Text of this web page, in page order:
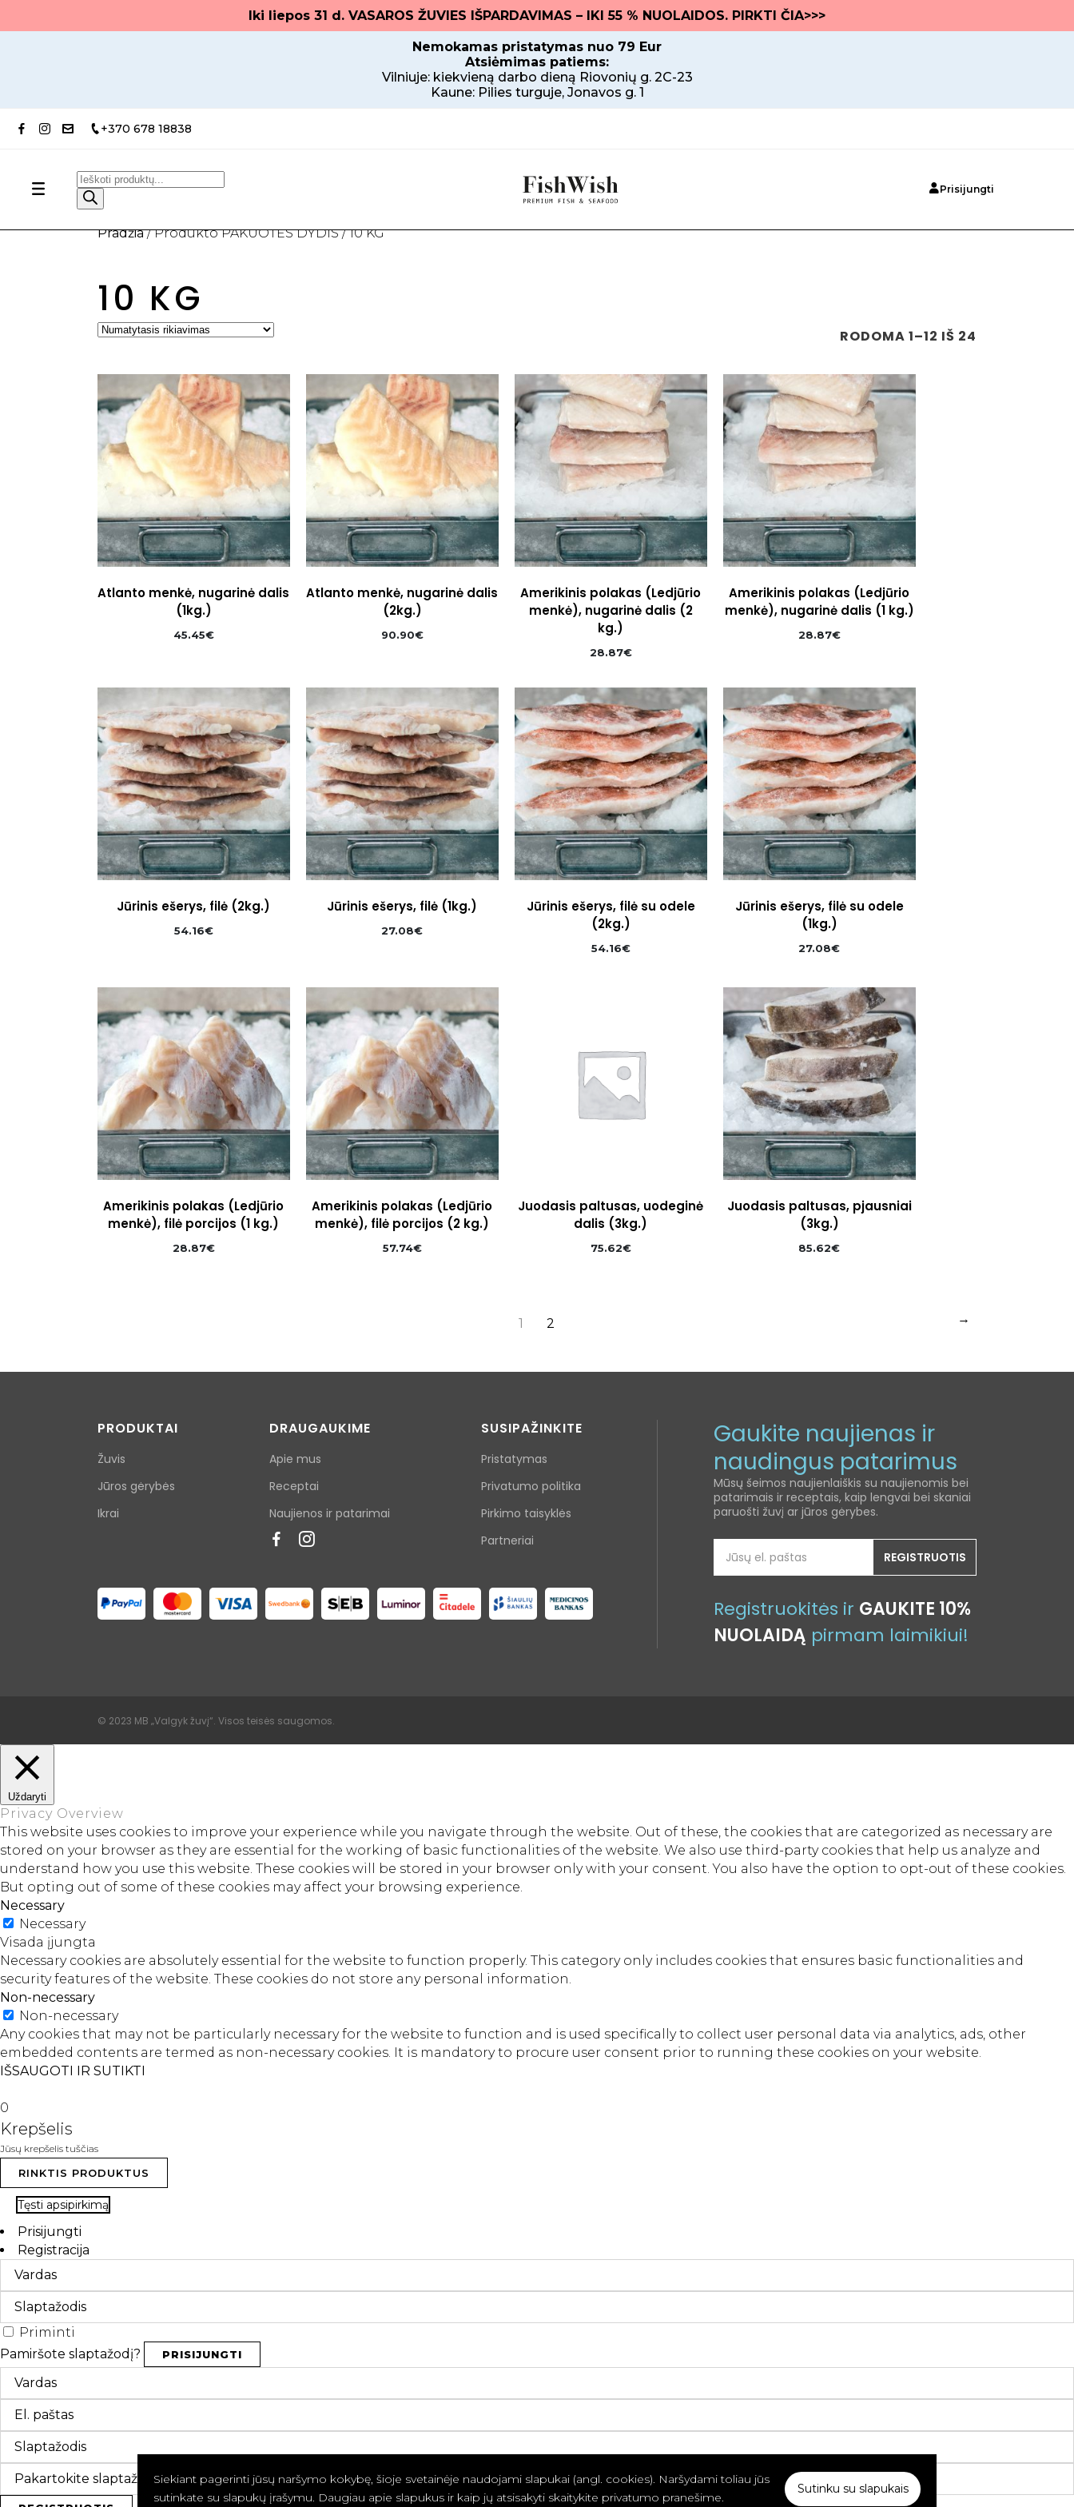
Iki liepos 31 d. VASAROS ŽUVIES IŠPARDAVIMAS – IKI 55 % NUOLAIDOS. PIRKTI ČIA>>>
Nemokamas pristatymas nuo 79 Eur
Atsiėmimas patiems:
Vilniuje: kiekvieną darbo dieną Riovonių g. 2C-23
Kaune: Pilies turguje, Jonavos g. 1
+370 678 18838
Products
search
Prisijungti
Archive
Pradžia/ Produkto PAKUOTĖS DYDIS / 10 KG
10 KG
RODOMA 1–12 IŠ 24
Atlanto menkė, nugarinė dalis
(1kg.)
45.45€
Atlanto menkė, nugarinė dalis
(2kg.)
90.90€
Amerikinis polakas (Ledjūrio
menkė), nugarinė dalis (2
kg.)
28.87€
Amerikinis polakas (Ledjūrio
menkė), nugarinė dalis (1 kg.)
28.87€
Jūrinis ešerys, filė (2kg.)
54.16€
Jūrinis ešerys, filė (1kg.)
27.08€
Jūrinis ešerys, filė su odele
(2kg.)
54.16€
Jūrinis ešerys, filė su odele
(1kg.)
27.08€
Amerikinis polakas (Ledjūrio
menkė), filė porcijos (1 kg.)
28.87€
Amerikinis polakas (Ledjūrio
menkė), filė porcijos (2 kg.)
57.74€
Juodasis paltusas, uodeginė
dalis (3kg.)
75.62€
Juodasis paltusas, pjausniai
(3kg.)
85.62€
1 2 →
PRODUKTAI
Žuvis
Jūros gėrybės
Ikrai
DRAUGAUKIME
Apie mus
Receptai
Naujienos ir patarimai
SUSIPAŽINKITE
Pristatymas
Privatumo politika
Pirkimo taisyklės
Partneriai
Gaukite naujienas ir
naudingus patarimus
Mūsų šeimos naujienlaiškis su naujienomis bei
patarimais ir receptais, kaip lengvai bei skaniai
paruošti žuvį ar jūros gėrybes.
REGISTRUOTIS
Registruokitės ir GAUKITE 10%
NUOLAIDĄ pirmam laimikiui!
© 2023 MB „Valgyk žuvį“. Visos teisės saugomos.
Uždaryti
Privacy Overview
This website uses cookies to improve your experience while you navigate through the website. Out of these, the cookies that are categorized as necessary are
stored on your browser as they are essential for the working of basic functionalities of the website. We also use third-party cookies that help us analyze and
understand how you use this website. These cookies will be stored in your browser only with your consent. You also have the option to opt-out of these cookies.
But opting out of some of these cookies may affect your browsing experience.
Necessary
Necessary
Visada įjungta
Necessary cookies are absolutely essential for the website to function properly. This category only includes cookies that ensures basic functionalities and
security features of the website. These cookies do not store any personal information.
Non-necessary
Non-necessary
Any cookies that may not be particularly necessary for the website to function and is used specifically to collect user personal data via analytics, ads, other
embedded contents are termed as non-necessary cookies. It is mandatory to procure user consent prior to running these cookies on your website.
IŠSAUGOTI IR SUTIKTI
0
Krepšelis
Jūsų krepšelis tuščias
RINKTIS PRODUKTUS
Tęsti apsipirkimą
Prisijungti
Registracija
Priminti
Pamiršote slaptažodį?
PRISIJUNGTI
Siekiant pagerinti jūsų naršymo kokybę, šioje svetainėje naudojami slapukai (angl. cookies). Naršydami toliau jūs
sutinkate su slapukų įrašymu. Daugiau apie slapukus ir kaip jų atsisakyti skaitykite privatumo pranešime.
Sutinku su slapukais